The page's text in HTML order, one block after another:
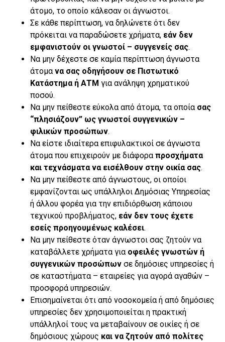
άτομο, το οποίο κάλεσαν οι άγνωστοι.
Σε κάθε περίπτωση, να δηλώνετε ότι δεν
πρόκειται να παραδώσετε χρήματα, εάν δεν
εμφανιστούν οι γνωστοί – συγγενείς σας.
Να μην δέχεστε σε καμία περίπτωση άγνωστα
άτομανα σας οδηγήσουν σε Πιστωτικό
Κατάστημα ή ΑΤΜ για ανάληψη χρηματικού
ποσού.
Να μην πείθεστε εύκολα από άτομα, τα οποία σας
“πλησιάζουν” ως γνωστοί συγγενικών –
φιλικών προσώπων.
Να είστε ιδιαίτερα επιφυλακτικοί σε άγνωστα
άτομα που επιχειρούν με διάφοραπροσχήματα
και τεχνάσματα να εισέλθουν στην οικία σας.
Να μην πείθεστε από άγνωστους, οι οποίοι
εμφανίζονται ως υπάλληλοι Δημόσιας Υπηρεσίας
ή άλλου φορέα για την επιδιόρθωση κάποιου
τεχνικού προβλήματος, εάν δεν τους έχετε
εσείς προηγουμένως καλέσει.
Να μην πείθεστε όταν άγνωστοι σας ζητούν να
καταβάλλετε χρήματα για οφειλές γνωστών ή
συγγενικών προσώπων σε δημόσιες υπηρεσίες ή
σε καταστήματα – εταιρείες για αγορά αγαθών –
προσφορά υπηρεσιών.
Επισημαίνεται ότι από νοσοκομεία ή από δημόσιες
υπηρεσίες δεν χρησιμοποιείται η πρακτική
υπάλληλοί τους να μεταβαίνουν σε οικίες ή σε
δημόσιους χώρους και να ζητούν από πολίτες